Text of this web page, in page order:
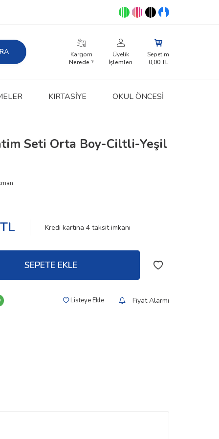
Kargom
Nerede ?
Üyelik
İşlemleri
Sepetim
0,00TL
KIRTASIYE OKUL ÖNCESİ
Seti Orta Boy-Ciltli-Yeşil
TL Kredi kartına 4 taksit imkanı
SEPETE EKLE
Listeye Ekle Fiyat Alarmı